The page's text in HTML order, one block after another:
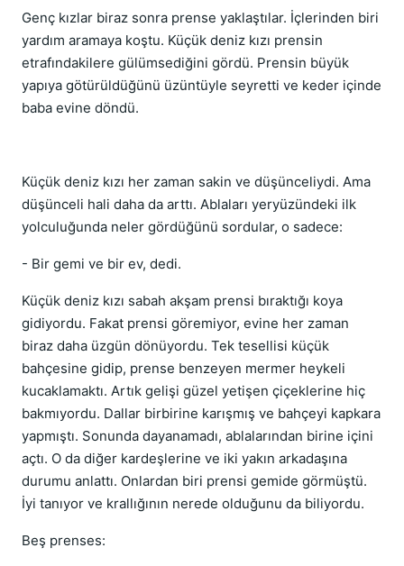
Genç kızlar biraz sonra prense yaklaştılar. İçlerinden biri
yardım aramaya koştu. Küçük deniz kızı prensin
etrafındakilere gülümsediğini gördü. Prensin büyük
yapıya götürüldüğünü üzüntüyle seyretti ve keder içinde
baba evine döndü.
Küçük deniz kızı her zaman sakin ve düşünceliydi. Ama
düşünceli hali daha da arttı. Ablaları yeryüzündeki ilk
yolculuğunda neler gördüğünü sordular, o sadece:
- Bir gemi ve bir ev, dedi.
Küçük deniz kızı sabah akşam prensi bıraktığı koya
gidiyordu. Fakat prensi göremiyor, evine her zaman
biraz daha üzgün dönüyordu. Tek tesellisi küçük
bahçesine gidip, prense benzeyen mermer heykeli
kucaklamaktı. Artık gelişi güzel yetişen çiçeklerine hiç
bakmıyordu. Dallar birbirine karışmış ve bahçeyi kapkara
yapmıştı. Sonunda dayanamadı, ablalarından birine içini
açtı. O da diğer kardeşlerine ve iki yakın arkadaşına
durumu anlattı. Onlardan biri prensi gemide görmüştü.
İyi tanıyor ve krallığının nerede olduğunu da biliyordu.
Beş prenses: